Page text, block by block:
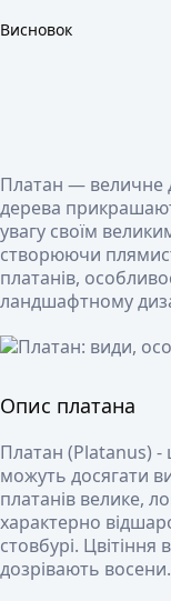
Висновок
Платан — величне
дерева
увагу своїм
створюючи
платанів,
ландшафтному
Опис платана
Платан (Platanus) -
можуть досягати
платанів велике,
характерно
стовбурі. Цвітіння
дозрівають восени.